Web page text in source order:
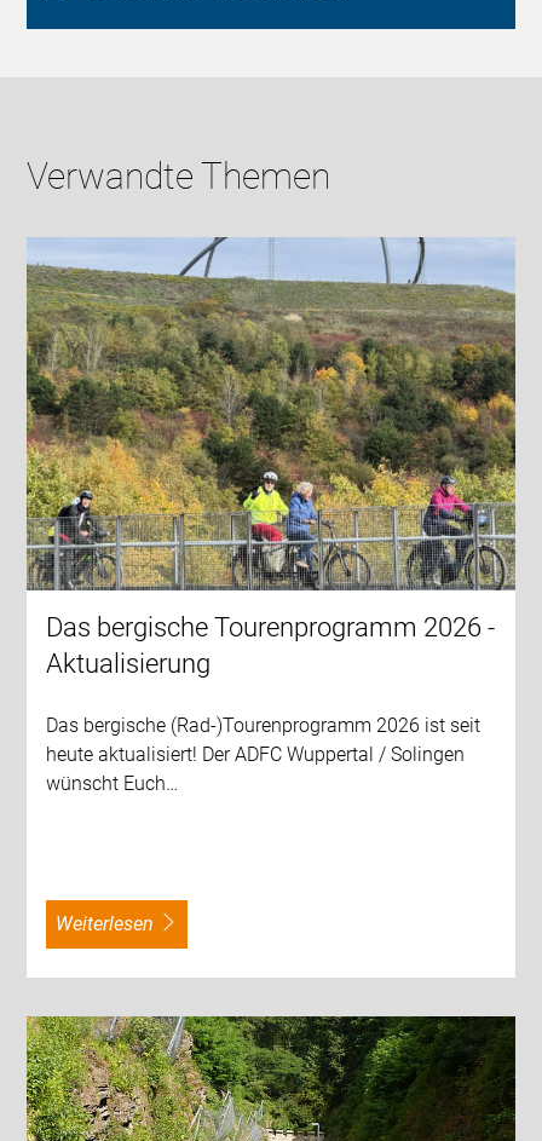
Verwandte Themen
Das bergische Tourenprogramm 2026 -
Aktualisierung
Das bergische (Rad-)Tourenprogramm 2026 ist seit
heute aktualisiert! Der ADFC Wuppertal / Solingen
wünscht Euch…
weiterlesen